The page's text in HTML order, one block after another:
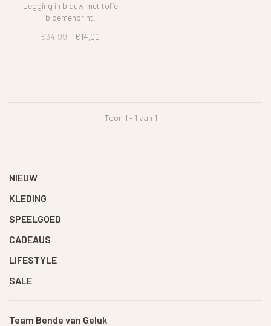
Legging in blauw met toffe
bloemenprint.
€34,99
€14,00
Toon 1 - 1 van 1
NIEUW
KLEDING
SPEELGOED
CADEAUS
LIFESTYLE
SALE
Team Bende van Geluk